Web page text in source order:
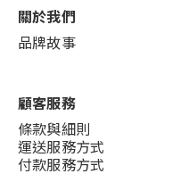
關於我們
品牌故事
顧客服務
條款與細則
運送服務方式
付款服務方式